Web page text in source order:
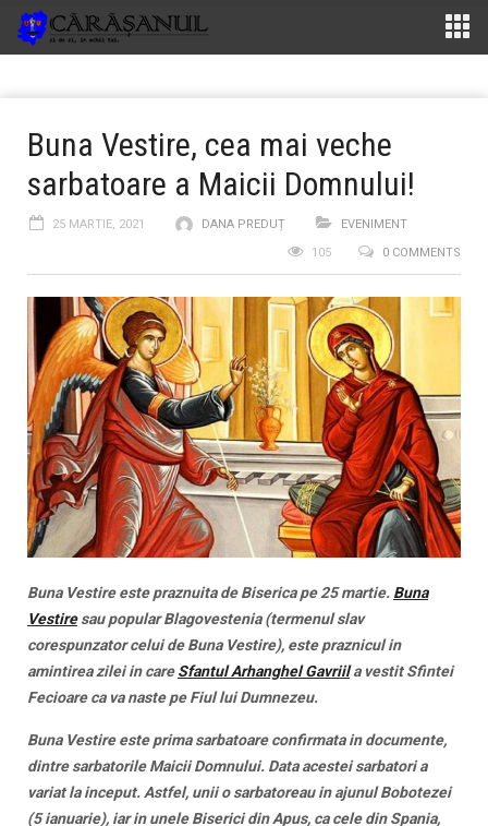
Buna Vestire, cea mai veche
sarbatoare a Maicii Domnului!
25 MARTIE, 2021 DANA PREDUȚ
EVENIMENT
0 COMMENTS
105
Buna Vestire este praznuita de Biserica pe 25 martie. Buna
Vestiresau popular Blagovestenia (termenul slav
corespunzator celui de Buna Vestire), este praznicul in
amintirea zilei in careSfantul Arhanghel Gavriila vestit Sfintei
Fecioare ca va naste pe Fiul lui Dumnezeu.
Buna Vestire este prima sarbatoare confirmata in documente,
dintre sarba­torile Maicii Domnului. Data acestei sarbatori a
variat la inceput. Astfel, unii o sarbato­reau in ajunul Bobotezei
(5 ianuarie), iar in unele Biserici din Apus, ca cele din Spania,